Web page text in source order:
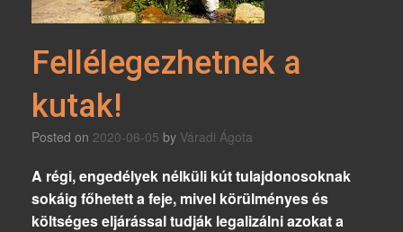
Fellélegezhetnek a
kutak!
Posted on 2020-06-05 by Váradi Ágota
A régi, engedélyek nélküli kút tulajdonosoknak
sokáig főhetett a feje, mivel körülményes és
költséges eljárással tudják legalizálni azokat a